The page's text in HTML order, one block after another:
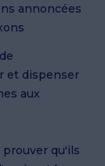
annoncées
et dispenser
aux
qu'ils